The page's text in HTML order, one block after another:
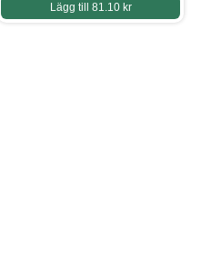
Lägg till 81.10 kr